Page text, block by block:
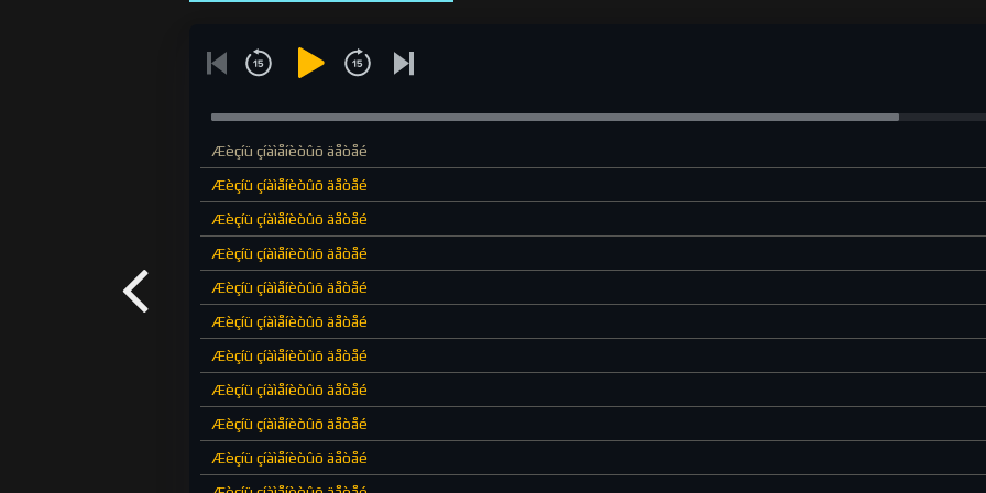
Æèçíü çíàìåíèòûõ äåòåé
Æèçíü çíàìåíèòûõ äåòåé
Æèçíü çíàìåíèòûõ äåòåé
Æèçíü çíàìåíèòûõ äåòåé
Æèçíü çíàìåíèòûõ äåòåé
Æèçíü çíàìåíèòûõ äåòåé
Æèçíü çíàìåíèòûõ äåòåé
Æèçíü çíàìåíèòûõ äåòåé
Æèçíü çíàìåíèòûõ äåòåé
Æèçíü çíàìåíèòûõ äåòåé